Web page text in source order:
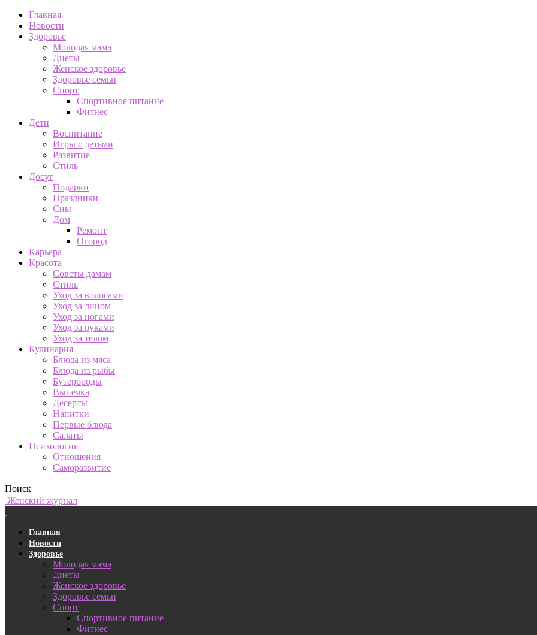
Главная
Новости
Здоровье
Молодая мама
Диеты
Женское здоровье
Здоровье семьи
Спорт
Спортивное питание
Фитнес
Дети
Воспитание
Игры с детьми
Развитие
Стиль
Досуг
Подарки
Праздники
Сны
Дом
Ремонт
Огород
Карьера
Красота
Советы дамам
Стиль
Уход за волосами
Уход за лицом
Уход за ногами
Уход за руками
Уход за телом
Кулинария
Блюда из мяса
Блюда из рыбы
Бутерброды
Выпечка
Десерты
Напитки
Первые блюда
Салаты
Психология
Отношения
Саморазвитие
Поиск
Женский журнал
Главная
Новости
Здоровье
Молодая мама
Диеты
Женское здоровье
Здоровье семьи
Спорт
Спортивное питание
Фитнес